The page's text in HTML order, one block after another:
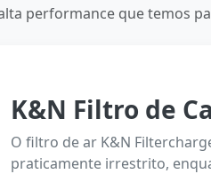
performance que temos
K&N Filtro de
O filtro de ar K&N
praticamente irrestrito,